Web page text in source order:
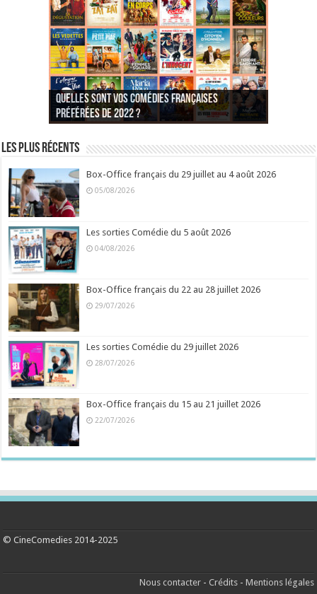
Quelles sont vos comédies françaises
préférées de 2022 ?
Quel est votre personnage préféré du Père
Noël est une ordure ?
Quelles sont vos comédies françaises
préférées de 2021 ?
Quel est votre « Gendarme » préféré ?
Quels sont vos 3 comédies de Jean-Marie Poiré
préférées ?
Quel est votre « Tati » préféré ?
Quel est votre « bronzé » préféré ?
Les plus récents
Box-Office français du 29 juillet au 4 août 2026
05/08/2026
Les sorties Comédie du 5 août 2026
04/08/2026
Box-Office français du 22 au 28 juillet 2026
29/07/2026
Les sorties Comédie du 29 juillet 2026
28/07/2026
Box-Office français du 15 au 21 juillet 2026
22/07/2026
© CineComedies 2014-2025
Nous contacter- Crédits- Mentions légales